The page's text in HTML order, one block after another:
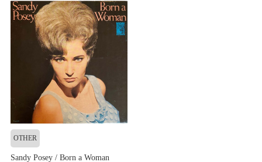
OTHER
Sandy Posey / Born a Woman